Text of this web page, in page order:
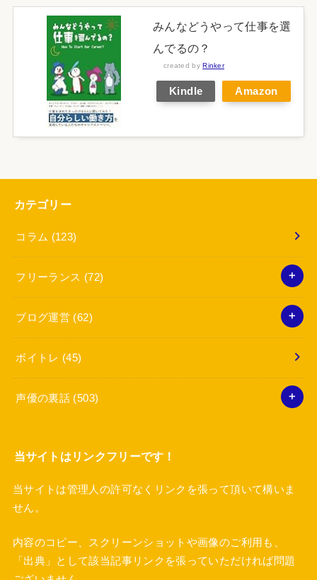
みんなどうやって仕事を選
んでるの？
created byRinker
Kindle Amazon
カテゴリー
コラム (123)
フリーランス (72)
ブログ運営 (62)
ボイトレ (45)
声優の裏話 (503)
当サイトはリンクフリーです！
当サイトは管理人の許可なくリンクを張って頂いて構いま
せん。
内容のコピー、スクリーンショットや画像のご利用も、
「出典」として該当記事リンクを張っていただければ問題